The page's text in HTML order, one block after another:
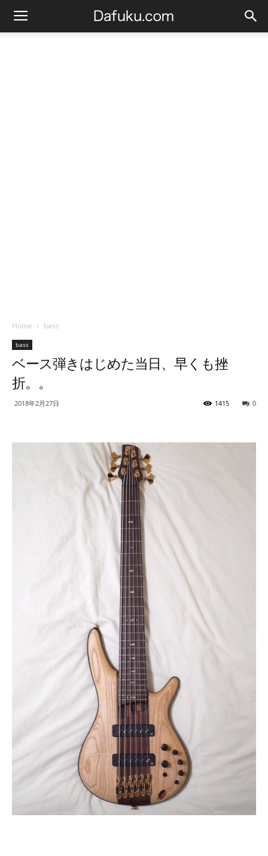
Home bass
bass
ベース弾きはじめた当日、早くも挫
折。。
2018年2月27日 0
1415